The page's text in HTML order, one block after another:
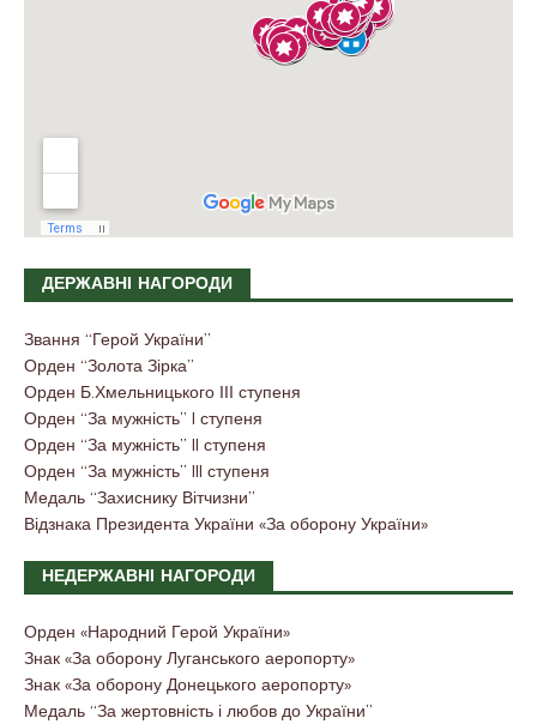
ДЕРЖАВНІ НАГОРОДИ
Звання “Герой України”
Орден “Золота Зірка”
Орден Б.Хмельницького ІІІ ступеня
Орден “За мужність” I ступеня
Орден “За мужність” II ступеня
Орден “За мужність” III ступеня
Медаль “Захиснику Вітчизни”
Відзнака Президента України «За оборону України»
НЕДЕРЖАВНІ НАГОРОДИ
Орден «Народний Герой України»
Знак «За оборону Луганського аеропорту»
Знак «За оборону Донецького аеропорту»
Медаль “За жертовність і любов до України”